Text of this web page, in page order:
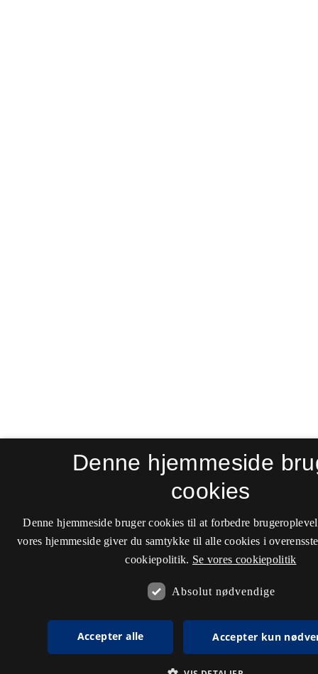
Denne hjemmeside
cookies
Denne hjemmeside bruger cookies til at forbedre
vores hjemmeside giver du samtykke til alle cookies i
cookiepolitik. Se vores cookiepolitik
Absolut nødvendige
Accepter alle Accepter kun